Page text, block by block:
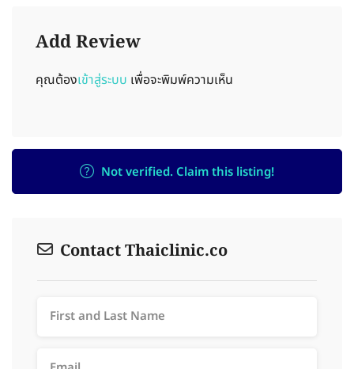
Add Review
คุณต้องเข้าสู่ระบบ เพื่อจะพิมพ์ความเห็น
Not verified. Claim this listing!
Contact Thaiclinic.co